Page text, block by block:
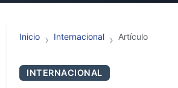
Inicio Internacional Artículo
INTERNACIONAL